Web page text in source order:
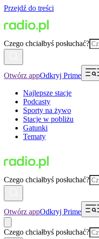
Przejdź do treści
Czego chciałbyś posłuchać?
Otwórz appOdkryj Prime
Najlepsze stacje
Podcasty
Sporty na żywo
Stacje w pobliżu
Gatunki
Tematy
Czego chciałbyś posłuchać?
Otwórz appOdkryj Prime
Czego chciałbyś posłuchać?